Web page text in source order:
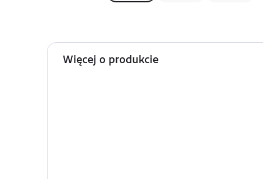
Więcej o produkcie